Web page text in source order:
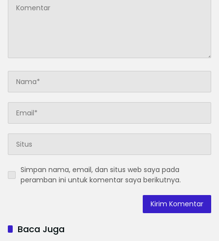
Simpan nama, email, dan situs web saya pada
peramban ini untuk komentar saya berikutnya.
Baca Juga